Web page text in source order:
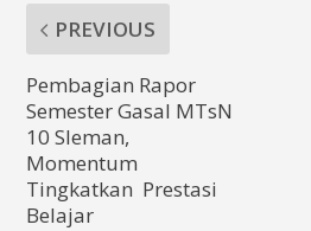
PREVIOUS
Pembagian Rapor
Semester Gasal MTsN
10 Sleman,
Momentum
Tingkatkan Prestasi
Belajar